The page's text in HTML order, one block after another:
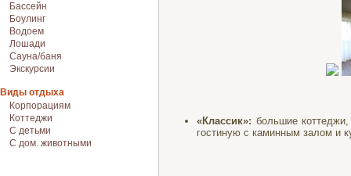
Бассейн
Боулинг
Водоем
Лошади
Сауна/баня
Экскурсии
Виды отдыха
Корпорациям
Коттеджи
С детьми
С дом. животными
«Классик»: большие
гостиную с каминным залом и